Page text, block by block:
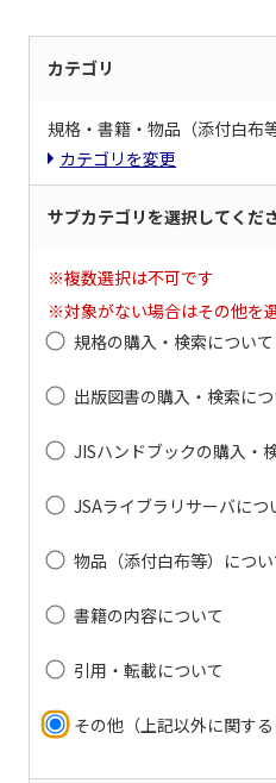
カテゴリ
規格・書籍・物品（添付白布
カテゴリを変更
サブカテゴリを選択してくださ
※複数選択は不可です
※対象がない場合はその他を
規格の購入・検索について
出版図書の購入・検索に
JISハンドブックの購入・
JSAライブラリサーバにつ
物品（添付白布等）につい
書籍の内容について
引用・転載について
その他（上記以外に関する